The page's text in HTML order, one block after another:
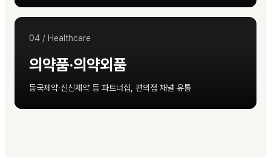
04 / Healthcare
의약품·의약외품
동국제약·신신제약 등 파트너십, 편의점 채널 유통